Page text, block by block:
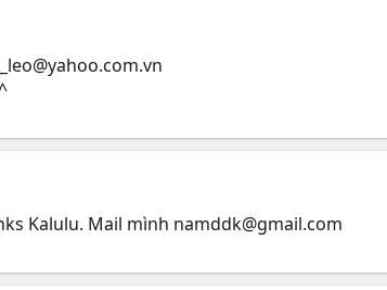
Kalulu. Mail mình namddk@gmail.com